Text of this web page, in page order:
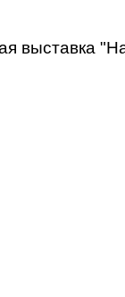
выставка